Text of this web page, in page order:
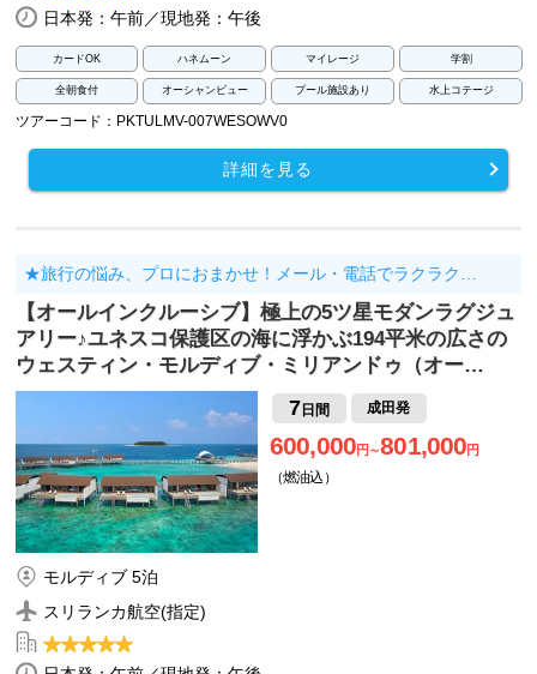
日本発：午前／現地発：午後
カードOK ハネムーン マイレージ 学割
全朝食付 オーシャンビュー プール施設あり 水上コテージ
ツアーコード：PKTULMV-007WESOWV0
詳細を見る
★旅行の悩み、プロにおまかせ！メール・電話でラクラク…
【オールインクルーシブ】極上の5ツ星モダンラグジュ
アリー♪ユネスコ保護区の海に浮かぶ194平米の広さの
ウェスティン・モルディブ・ミリアンドゥ（オー…
7 日間 成田発
600,000円～801,000円
（燃油込）
モルディブ 5泊
スリランカ航空(指定)